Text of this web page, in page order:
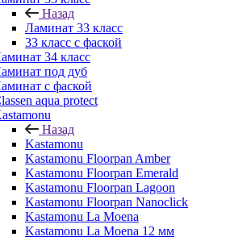
Назад
Ламинат 33 класс
33 класс с фаской
34 класс
под дуб
с фаской
aqua protect
Назад
Kastamonu
Kastamonu Floorpan Amber
Kastamonu Floorpan Emerald
Kastamonu Floorpan Lagoon
Kastamonu Floorpan Nanoclick
Kastamonu La Moena
Kastamonu La Moena 12 мм